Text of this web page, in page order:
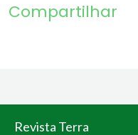
Compartilhar
Revista Terra